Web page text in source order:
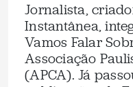
Jornalista,
Instantânea,
Vamos Falar
Associação
(APCA). Já